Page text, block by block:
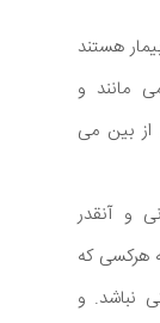
هستند
مانند و
از بین می
و آنقدر
هرکسی که
نباشد. و